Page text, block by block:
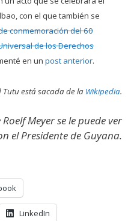
con el que también se
conmemoración del 60
de los Derechos
en un post anterior.
está sacada de la Wikipedia.
Meyer se le puede ver
el Presidente de Guyana.
LinkedIn